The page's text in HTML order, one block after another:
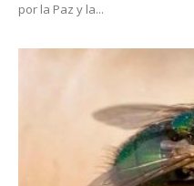
por la Paz y la...